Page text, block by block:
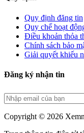
Quy định đăng tin
Quy chế hoạt
Điều khoản thỏa
Chính sách bảo
Giải quyết khiếu
Đăng ký nhận tin
Copyright © 2026